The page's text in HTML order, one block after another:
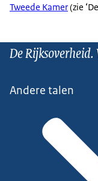
Tweede Kamer(zie
De
Andere talen